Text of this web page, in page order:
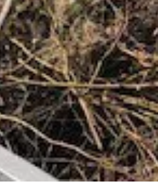
aflevering af
fra den 3. maj
for aflevering af haveaffald
Det betyder, at man alle ugens
18.00-22.00, som er
For at kunne benytte sig af
sig som bruger i vores